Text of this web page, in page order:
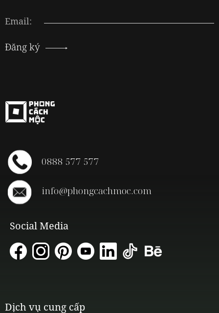
Email:
Đăng ký
0888 577 577
info@phongcachmoc.com
Social Media
Dịch vụ cung cấp